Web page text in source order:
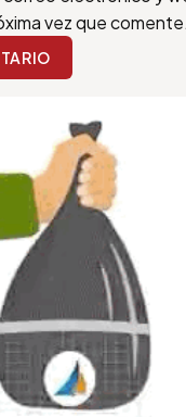
vez que comente.